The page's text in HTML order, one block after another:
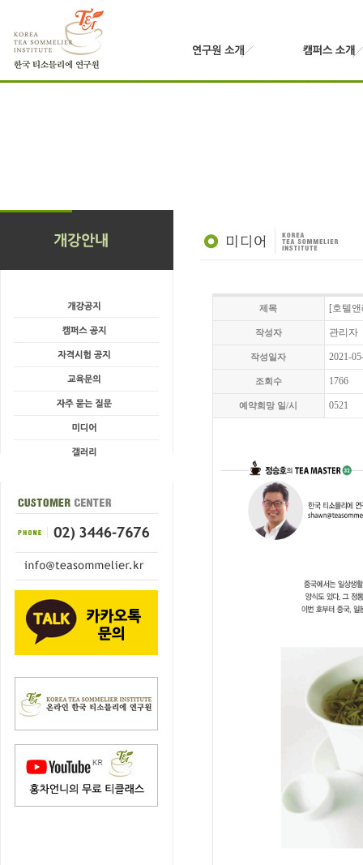
제목 [호텔
작성자 관리자
작성일자 2021-
조회수 1766
예약희망 일/시 0521